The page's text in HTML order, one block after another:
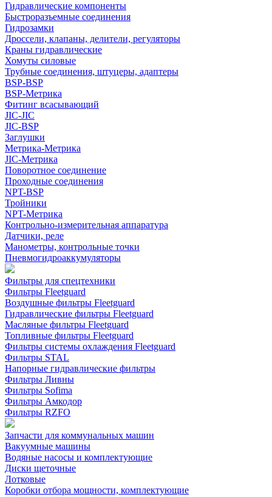
Гидравлические компоненты
Быстроразъемные соединения
Гидрозамки
Дроссели, клапаны, делители, регуляторы
Краны гидравлические
Хомуты силовые
Трубные соединения, штуцеры, адаптеры
BSP-BSP
BSP-Метрика
Фитинг всасывающий
JIC-JIC
JIC-BSP
Заглушки
Метрика-Метрика
JIC-Метрика
Поворотное соединение
Проходные соединения
NPT-BSP
Тройники
NPT-Метрика
Контрольно-измерительная аппаратура
Датчики, реле
Манометры, контрольные точки
Пневмогидроаккумуляторы
Фильтры для спецтехники
Фильтры Fleetguard
Воздушные фильтры Fleetguard
Гидравлические фильтры Fleetguard
Масляные фильтры Fleetguard
Топливные фильтры Fleetguard
Фильтры системы охлаждения Fleetguard
Фильтры STAL
Напорные гидравлические фильтры
Фильтры Ливны
Фильтры Sofima
Фильтры Амкодор
Фильтры RZFO
Запчасти для коммунальных машин
Вакуумные машины
Водяные насосы и комплектующие
Диски щеточные
Лотковые
Коробки отбора мощности, комплектующие